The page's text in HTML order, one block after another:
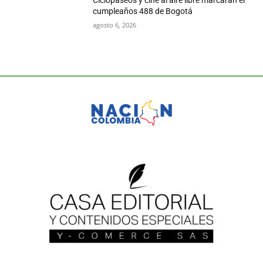
cumpleaños 488 de Bogotá
agosto 6, 2026